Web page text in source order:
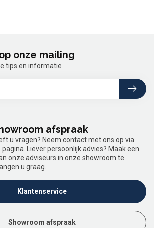
afspraak
u vragen? Neem contact met ons op via
Liever persoonlijk advies? Maak een
onze adviseurs in onze showroom te
u graag.
Klantenservice
Showroom afspraak
onze mailing
tips en informatie